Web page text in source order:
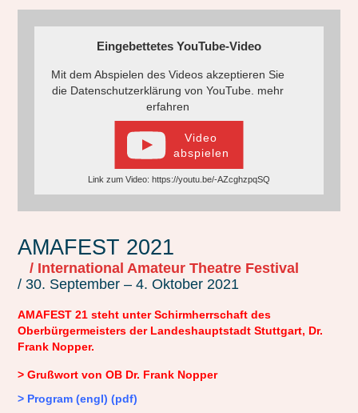
Eingebettetes YouTube-Video
Mit dem Abspielen des Videos akzeptieren Sie
die Datenschutzerklärung von YouTube. mehr
erfahren
Link zum Video: https://youtu.be/-AZcghzpqSQ
Video
abspielen
AMAFEST 2021
/ International Amateur Theatre Festival
/ 30. September – 4. Oktober 2021
AMAFEST 21 steht unter Schirmherrschaft des
Oberbürgermeisters der Landeshauptstadt Stuttgart, Dr.
Frank Nopper.
> Grußwort von OB Dr. Frank Nopper
> Program (engl) (pdf)